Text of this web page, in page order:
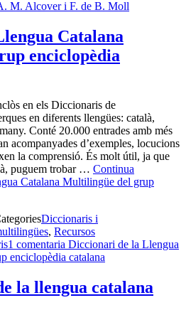
M. Alcover i F. de B. Moll
Catalana
enciclopèdia
en els Diccionaris de
en diferents llengües: català,
Conté 20.000 entrades amb més
acompanyades d’exemples, locucions
la comprensió. És molt útil, ja que
puguem trobar … Continua
Catalana Multilingüe del grup
Diccionaris i
, Recursos
1 comentaria Diccionari de la Llengua
enciclopèdia catalana
la llengua catalana